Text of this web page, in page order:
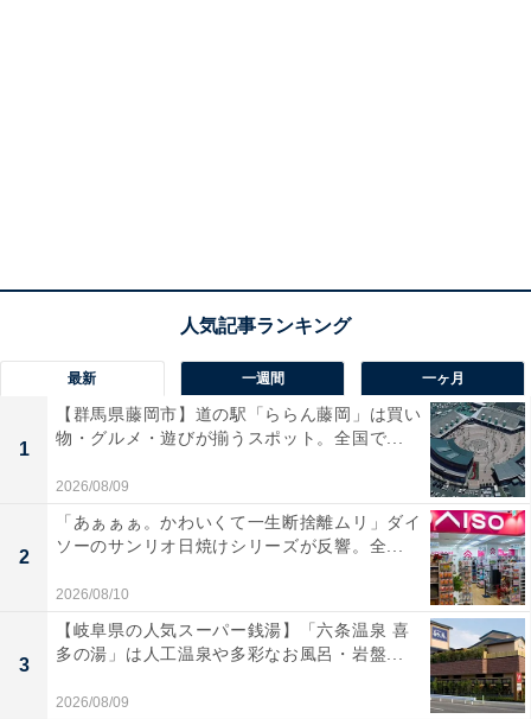
最新 一週間 一ヶ月
1
【群馬県藤岡市】道の駅「ららん藤岡」は買い
物・グルメ・遊びが揃うスポット。全国で...
2026/08/09
2
「あぁぁぁ。かわいくて一生断捨離ムリ」ダイ
ソーのサンリオ日焼けシリーズが反響。全...
2026/08/10
3
【岐阜県の人気スーパー銭湯】「六条温泉 喜
多の湯」は人工温泉や多彩なお風呂・岩盤...
2026/08/09